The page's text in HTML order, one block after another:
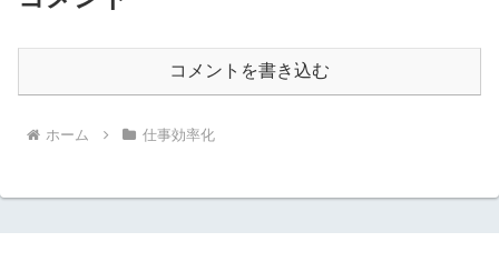
コメントを書き込む
ホーム 仕事効率化